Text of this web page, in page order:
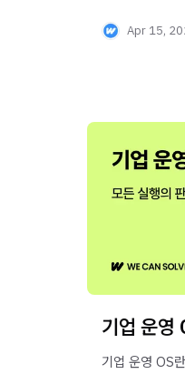
아는 한 사람이
Apr 15,
기업 운영
기업 운영 OS